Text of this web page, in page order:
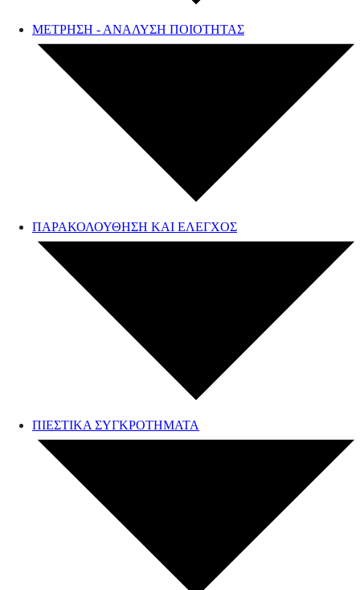
ΜΕΤΡΗΣΗ - ΑΝΑΛΥΣΗ ΠΟΙΟΤΗΤΑΣ
ΠΑΡΑΚΟΛΟΥΘΗΣΗ ΚΑΙ ΕΛΕΓΧΟΣ
ΠΙΕΣΤΙΚΑ ΣΥΓΚΡΟΤΗΜΑΤΑ